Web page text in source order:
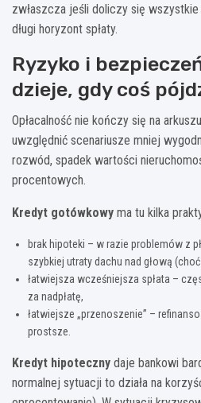
zwłaszcza jeśli doliczy się
długi horyzont spłaty.
Ryzyko i
dzieje, gdy coś
Opłacalność nie kończy się na
uwzględnić scenariusze mniej
rozwód, spadek wartości
procentowych.
Kredyt gotówkowy ma tu kilka
brak hipoteki – w razie problemów z
szybkiej utraty dachu nad głową
łatwiejsza wcześniejsza spłata –
za nadpłatę,
łatwiejsze „przenoszenie” –
prostsze.
Kredyt hipoteczny daje bankowi
normalnej sytuacji to działa na